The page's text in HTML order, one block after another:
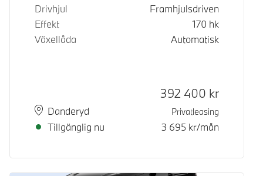
Drivhjul
Framhjulsdriven
Effekt
170 hk
Växellåda
Automatisk
PlatsDanderyd
Leveranstid
Tillgänglig nu
Kontantpris
392 400 kr
Privatleasing
3 695 kr/mån